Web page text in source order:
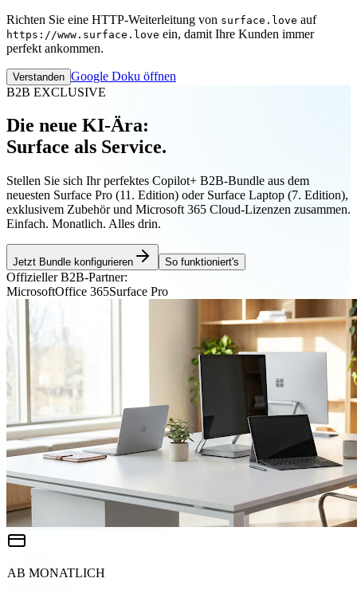
Richten Sie eine HTTP-Weiterleitung von surface.love auf
https://www.surface.love ein, damit Ihre Kunden immer
perfekt ankommen.
Verstanden Google Doku öffnen
B2B EXCLUSIVE
Die neue KI-Ära:
Surface als Service.
Stellen Sie sich Ihr perfektes Copilot+ B2B-Bundle aus dem
neuesten Surface Pro (11. Edition) oder Surface Laptop (7. Edition),
exklusivem Zubehör und Microsoft 365 Cloud-Lizenzen zusammen.
Einfach. Monatlich. Alles drin.
Jetzt Bundle konfigurieren So funktioniert's
Offizieller B2B-Partner:
MicrosoftOffice 365Surface Pro
AB MONATLICH